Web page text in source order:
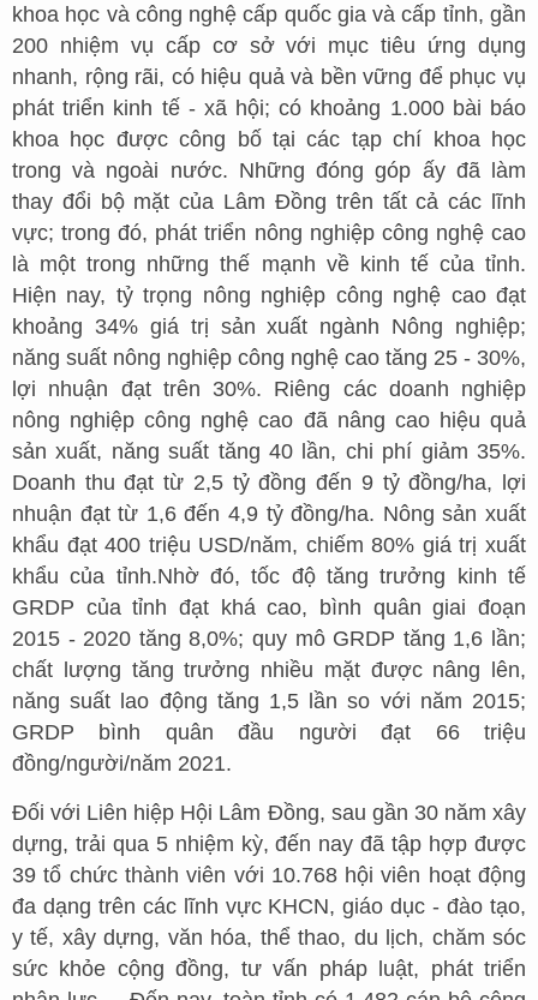
khoa học và công nghệ cấp quốc gia và cấp tỉnh, gần
200 nhiệm vụ cấp cơ sở với mục tiêu ứng dụng
nhanh, rộng rãi, có hiệu quả và bền vững để phục vụ
phát triển kinh tế - xã hội; có khoảng 1.000 bài báo
khoa học được công bố tại các tạp chí khoa học
trong và ngoài nước. Những đóng góp ấy đã làm
thay đổi bộ mặt của Lâm Đồng trên tất cả các lĩnh
vực; trong đó, phát triển nông nghiệp công nghệ cao
là một trong những thế mạnh về kinh tế của tỉnh.
Hiện nay, tỷ trọng nông nghiệp công nghệ cao đạt
khoảng 34% giá trị sản xuất ngành Nông nghiệp;
năng suất nông nghiệp công nghệ cao tăng 25 - 30%,
lợi nhuận đạt trên 30%. Riêng các doanh nghiệp
nông nghiệp công nghệ cao đã nâng cao hiệu quả
sản xuất, năng suất tăng 40 lần, chi phí giảm 35%.
Doanh thu đạt từ 2,5 tỷ đồng đến 9 tỷ đồng/ha, lợi
nhuận đạt từ 1,6 đến 4,9 tỷ đồng/ha. Nông sản xuất
khẩu đạt 400 triệu USD/năm, chiếm 80% giá trị xuất
khẩu của tỉnh.Nhờ đó, tốc độ tăng trưởng kinh tế
GRDP của tỉnh đạt khá cao, bình quân giai đoạn
2015 - 2020 tăng 8,0%; quy mô GRDP tăng 1,6 lần;
chất lượng tăng trưởng nhiều mặt được nâng lên,
năng suất lao động tăng 1,5 lần so với năm 2015;
GRDP bình quân đầu người đạt 66 triệu
đồng/người/năm 2021.
Đối với Liên hiệp Hội Lâm Đồng, sau gần 30 năm xây
dựng, trải qua 5 nhiệm kỳ, đến nay đã tập hợp được
39 tổ chức thành viên với 10.768 hội viên hoạt động
đa dạng trên các lĩnh vực KHCN, giáo dục - đào tạo,
y tế, xây dựng, văn hóa, thể thao, du lịch, chăm sóc
sức khỏe cộng đồng, tư vấn pháp luật, phát triển